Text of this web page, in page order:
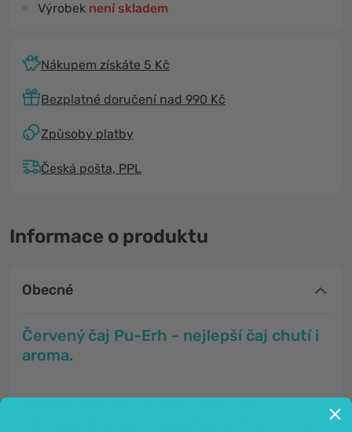
Výrobek není skladem
Nákupem získáte 5 Kč
Bezplatné doručení nad 990 Kč
Způsoby platby
Česká pošta, PPL
Informace o produktu
Obecné
Červený čaj Pu-Erh - nejlepší čaj chutí i
aroma.